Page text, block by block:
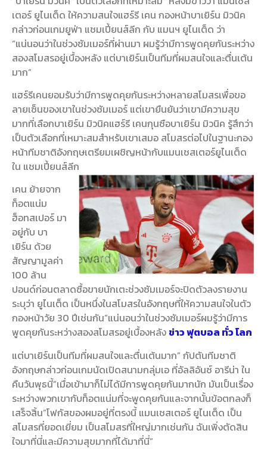
เตอร์ ยูไนเต็ด ให้ความสนใจแฮร์รี เคน กองหน้าบาเยิร์น มิวนิค
กล่าวก่อนเกมยูฟ่า แชมเปี้ยนส์ลีก กับ แมนฯ ยูไนเต็ด ว่า
“แน่นอนว่าในช่วงซัมเมอร์ที่ผ่านมา ผมรู้ว่ามีการพูดคุยกันระหว่าง
สองสโมสรอยู่เบื้องหลัง แต่บาเยิร์นเป็นทีมที่ผมสนใจและตื่นเต้น
มาก”
แฮร์รีเคนยอมรับว่ามีการพูดคุยกันระหว่างหลายสโมสรเพื่อขอ
ลายเซ็นของเขาในช่วงซัมเมอร์ แต่เขายืนยันว่าเขามีความสุข
มากที่เลือกบาเยิร์น มิวนิคแฮร์รี เคนกุนซือบาเยิร์น มิวนิค รู้สึกว่า
เป็นตัวเลือกที่เหมาะสมสําหรับเขาเสมอ สโมสรต่อไปในฐานะกอง
หน้าทีมชาติอังกฤษเตรียมเผชิญหน้ากับแมนเชสเตอร์ยูไนเต็ด
ใน แชมเปี้ยนส์ลีก
เคน ย้ายจาก
ท็อตแน่ม
ฮ็อทสเปอร์ มา
อยู่กับ บา
เยิร์น ด้วย
สัญญามูลค่า
100 ล้าน
ปอนด์ก่อนตลาดซื้อขายนักเตะช่วงซัมเมอร์จะปิดตัวลงรายงาน
ระบุว่า ยูไนเต็ด เป็นหนึ่งในสโมสรในอังกฤษที่ให้ความสนใจในตัว
กองหน้าวัย 30 ปีเช่นกัน”แน่นอนว่าในช่วงซัมเมอร์ผมรู้ว่ามีการ
พูดคุยกันระหว่างสองสโมสรอยู่เบื้องหลังข่าว ฟุตบอล ทั่ว โลก
แต่บาเยิร์นเป็นทีมที่ผมสนใจและตื่นเต้นมาก” กัปตันทีมชาติ
อังกฤษกล่าวก่อนเกมนัดเปิดสนามกลุ่มเอ ที่อัลลิอันซ์ อารีน่า ใน
คืนวันพุธนี้”เมื่อเข้ามาก็ไม่ได้มีการพูดคุยกันมากนัก มันเป็นเรื่อง
ระหว่างพวกเขากับท็อตแน่มที่จะพูดคุยกันและจากนั้นข้อตกลงก็
เสร็จสิ้น”โฟกัสของผมอยู่ที่ตรงนี้ แมนเชสเตอร์ ยูไนเต็ด เป็น
สโมสรที่ยอดเยี่ยม เป็นสโมสรที่ใหญ่มากเช่นกัน ฉันเพิ่งตัดสิน
ใจมาที่นี่และมีความสุขมากที่ได้มาที่นี่”